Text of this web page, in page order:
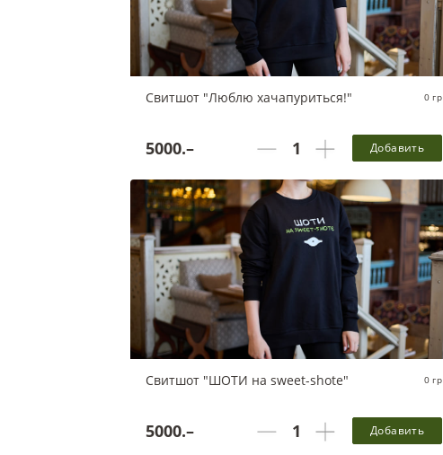
Белки - 0 г, Жиры - 0 г, Углеводы - 0 г, 0 ккал в одной
Свитшот "Люблю хачапуриться!" 0 гр
5000.– Добавить
Белки - 0 г, Жиры - 0 г, Углеводы - 0 г, 0 ккал в одной
Свитшот "ШОТИ на sweet-shote" 0 гр
5000.– Добавить